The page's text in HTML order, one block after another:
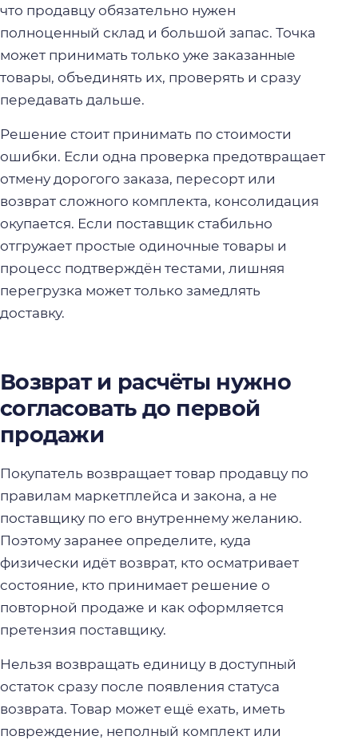
что продавцу обязательно нужен
полноценный склад и большой запас. Точка
может принимать только уже заказанные
товары, объединять их, проверять и сразу
передавать дальше.
Решение стоит принимать по стоимости
ошибки. Если одна проверка предотвращает
отмену дорогого заказа, пересорт или
возврат сложного комплекта, консолидация
окупается. Если поставщик стабильно
отгружает простые одиночные товары и
процесс подтверждён тестами, лишняя
перегрузка может только замедлять
доставку.
Возврат и расчёты нужно
согласовать до первой
продажи
Покупатель возвращает товар продавцу по
правилам маркетплейса и закона, а не
поставщику по его внутреннему желанию.
Поэтому заранее определите, куда
физически идёт возврат, кто осматривает
состояние, кто принимает решение о
повторной продаже и как оформляется
претензия поставщику.
Нельзя возвращать единицу в доступный
остаток сразу после появления статуса
возврата. Товар может ещё ехать, иметь
повреждение, неполный комплект или